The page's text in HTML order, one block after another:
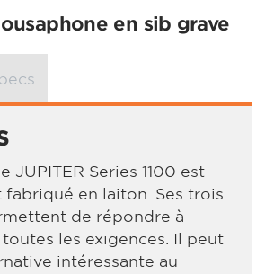
en sib grave
JUPITER Series 1100 est
en laiton. Ses trois
de répondre à
les exigences. Il peut
intéressante au